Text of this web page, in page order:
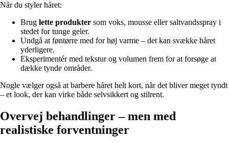
Når du styler håret:
Brug lette produkter som voks, mousse eller saltvandsspray i
stedet for tunge geler.
Undgå at føntørre med for høj varme – det kan svække håret
yderligere.
Eksperimentér med tekstur og volumen frem for at forsøge at
dække tynde områder.
Nogle vælger også at barbere håret helt kort, når det bliver meget tyndt
– et look, der kan virke både selvsikkert og stilrent.
Overvej behandlinger – men med
realistiske forventninger